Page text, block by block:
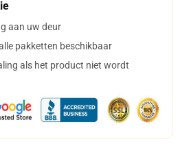
aan uw deur
pakketten beschikbaar
als het product niet wordt